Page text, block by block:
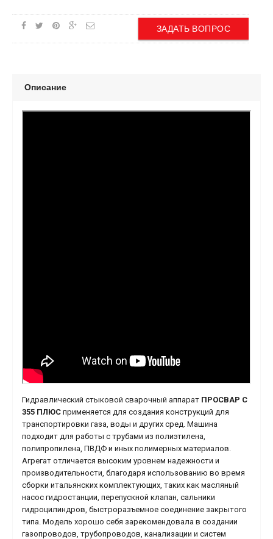
ЗАДАТЬ ВОПРОС
Описание
Гидравлический стыковой сварочный аппарат ПРОСВАР С
355 ПЛЮС применяется для создания конструкций для
транспортировки газа, воды и других сред. Машина
подходит для работы с трубами из полиэтилена,
полипропилена, ПВДФ и иных полимерных материалов.
Агрегат отличается высоким уровнем надежности и
производительности, благодаря использованию во время
сборки итальянских комплектующих, таких как масляный
насос гидростанции, перепускной клапан, сальники
гидроцилиндров, быстроразъемное соединение закрытого
типа. Модель хорошо себя зарекомендовала в создании
газопроводов, трубопроводов, канализации и систем